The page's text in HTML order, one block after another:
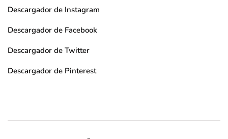
Descargador de Instagram
Descargador de Facebook
Descargador de Twitter
Descargador de Pinterest